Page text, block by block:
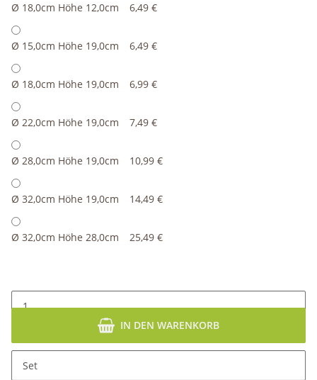
Ø 18,0cm Höhe 12,0cm 6,49 €
Ø 15,0cm Höhe 19,0cm 6,49 €
Ø 18,0cm Höhe 19,0cm 6,99 €
Ø 22,0cm Höhe 19,0cm 7,49 €
Ø 28,0cm Höhe 19,0cm 10,99 €
Ø 32,0cm Höhe 19,0cm 14,49 €
Ø 32,0cm Höhe 28,0cm 25,49 €
Set
IN DEN WARENKORB